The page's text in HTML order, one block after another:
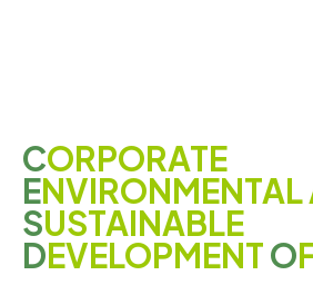
CORPORATE
ENVIRONMENTAL
SUSTAINABLE
DEVELOPMENTO